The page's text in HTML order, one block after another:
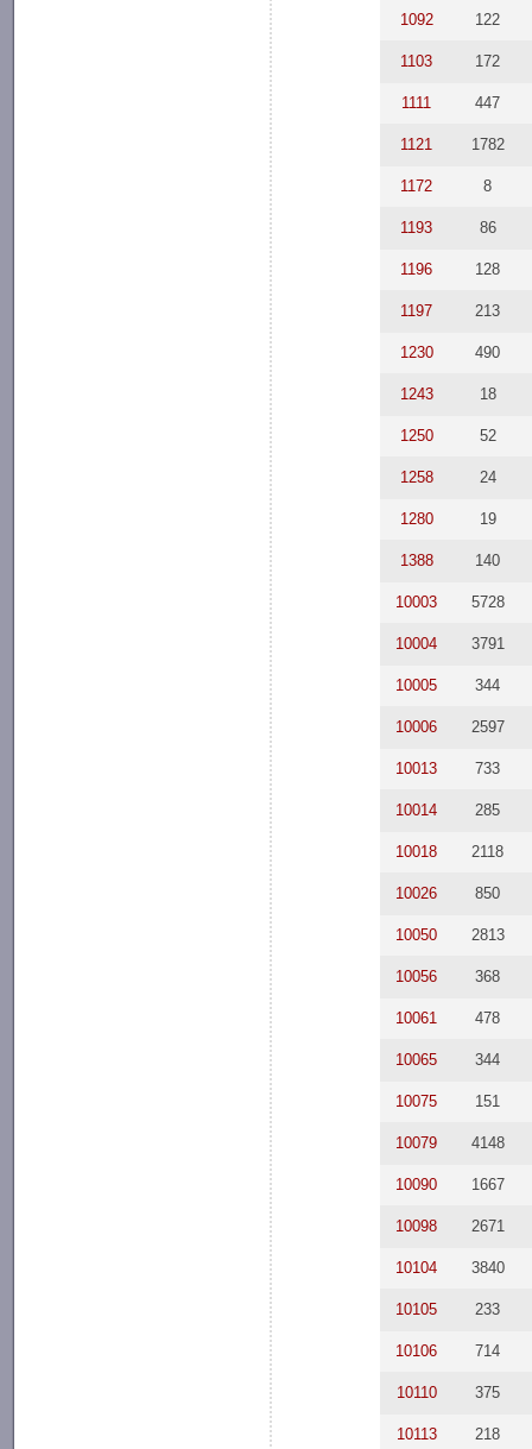
1092 122
1103 172
1111 447
1121 1782
1172 8
1193 86
1196 128
1197 213
1230 490
1243 18
1250 52
1258 24
1280 19
1388 140
10003 5728
10004 3791
10005 344
10006 2597
10013 733
10014 285
10018 2118
10026 850
10050 2813
10056 368
10061 478
10065 344
10075 151
10079 4148
10090 1667
10098 2671
10104 3840
10105 233
10106 714
10110 375
10113 218